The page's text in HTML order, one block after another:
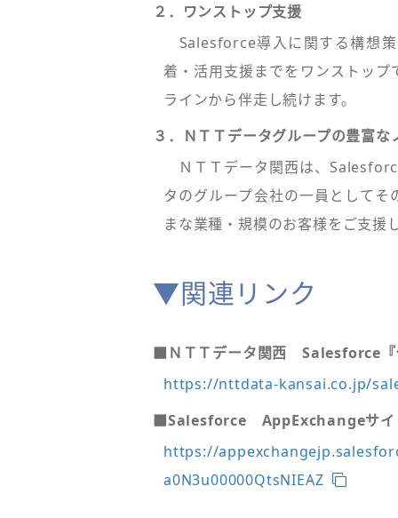
２．ワンストップ支援
Salesforce導入に関する構想
着・活用支援までをワンストッ
ラインから伴走し続けます。
３．ＮＴＴデータグループの豊富な
ＮＴＴデータ関西は、
タのグループ会社の一員として
まな業種・規模のお客様をご支援
▼関連リンク
■ＮＴＴデータ関西 Salesforce『
https://nttdata-kansai.co.jp/
■Salesforce AppExchangeサイ
https://
a0N3u00000QtsNIEAZ